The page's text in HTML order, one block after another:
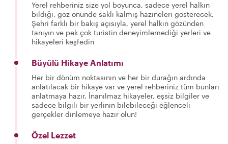
Yerel rehberiniz size yol boyunca, sadece yerel halkın
bildiği, göz önünde saklı kalmış hazineleri gösterecek.
Şehri farklı bir bakış açısıyla, yerel halkın gözünden
tanıyın ve pek çok turistin deneyimlemediği yerleri ve
hikayeleri keşfedin
Büyülü Hikaye Anlatımı
Her bir dönüm noktasının ve her bir durağın ardında
anlatılacak bir hikaye var ve yerel rehberiniz tüm bunları
anlatmaya hazır. İnanılmaz hikayeler, eşsiz bilgiler ve
sadece bilgili bir yerlinin bilebileceği eğlenceli
gerçekler dinlemeye hazır olun!
Özel Lezzet